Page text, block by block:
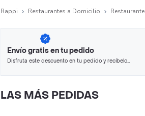
Rappi Restaurantes a Domicilio
Envío gratis en tu pedido
Disfruta este descuento en tu pedido y recíbelo
LAS MÁS PEDIDAS